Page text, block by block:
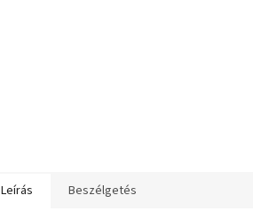
Leírás Beszélgetés